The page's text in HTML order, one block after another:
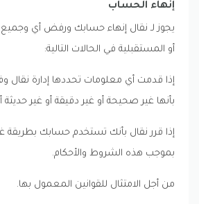
إنهاء الحساب
يجوز لـ نقال إنهاء حسابك ورفض أي وجميع
أو المستقبلية في الحالات التالية:
إذا قدمت أي معلومات تحددها إدارة نقال
بأنها غير صحيحة أو غير دقيقة أو غير حديثة
إذا قرر نقال بأنك تستخدم حسابك بطريقة
بموجب هذه الشروط والأحكام.
من أجل الامتثال للقوانين المعمول بها.